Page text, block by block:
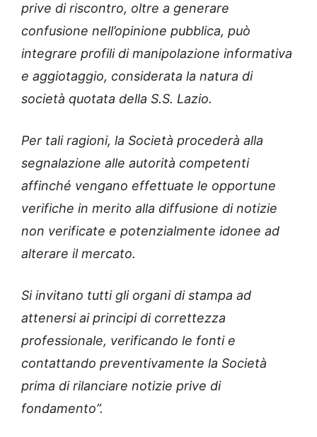
prive di riscontro, oltre a generare
confusione nell’opinione pubblica, può
integrare profili di manipolazione informativa
e aggiotaggio, considerata la natura di
società quotata della S.S. Lazio.
Per tali ragioni, la Società procederà alla
segnalazione alle autorità competenti
affinché vengano effettuate le opportune
verifiche in merito alla diffusione di notizie
non verificate e potenzialmente idonee ad
alterare il mercato.
Si invitano tutti gli organi di stampa ad
attenersi ai principi di correttezza
professionale, verificando le fonti e
contattando preventivamente la Società
prima di rilanciare notizie prive di
fondamento”.